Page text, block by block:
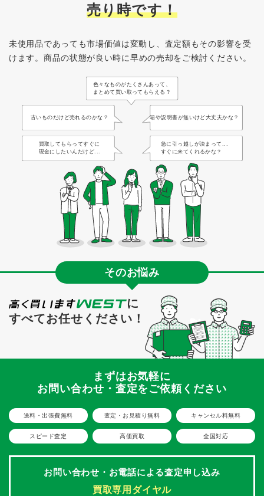
売り時です！
未使用品であっても市場価値は変動し、査定額もその影響を受
けます。 商品の状態が良い時に早めの売却をご検討ください。
色々なものがたくさんあって、
まとめて買い取ってもらえる？
古いものだけど売れるのかな？ 箱や説明書が無いけど大丈夫かな？
買取してもらってすぐに
現金にしたいんだけど...
急に引っ越しが決まって...
すぐに来てくれるかな？
そのお悩み
に
すべてお任せください！
まずはお気軽に
お問い合わせ・査定をご依頼ください
送料・出張費無料 査定・お見積り無料 キャンセル料無料
スピード査定 高価買取 全国対応
お問い合わせ・お電話による査定申し込み
買取専用ダイヤル